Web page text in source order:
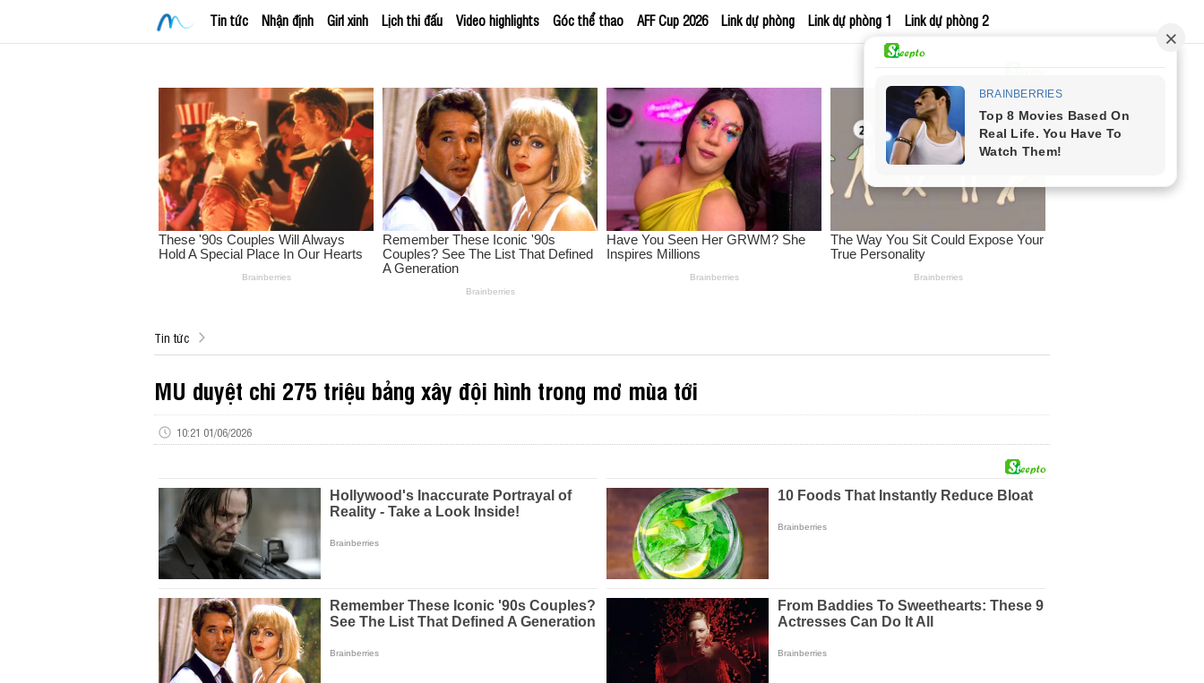
Tin tức Nhận định Girl xinh Lịch thi đấu Video highlights Góc thể thao AFF Cup 2026 Link dự phòng Link dự phòng 1 Link dự phòng 2
Tin tức
MU duyệt chi 275 triệu bảng xây đội hình trong mơ mùa tới
10:21 01/06/2026